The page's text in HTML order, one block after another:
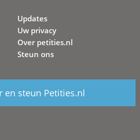
Updates
Uw privacy
Over petities.nl
Steun ons
en steun Petities.nl